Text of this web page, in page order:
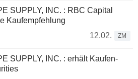
SUPPLY, INC. : RBC Capital
Kaufempfehlung
12.02.
ZM
SUPPLY, INC. : erhält Kaufen-